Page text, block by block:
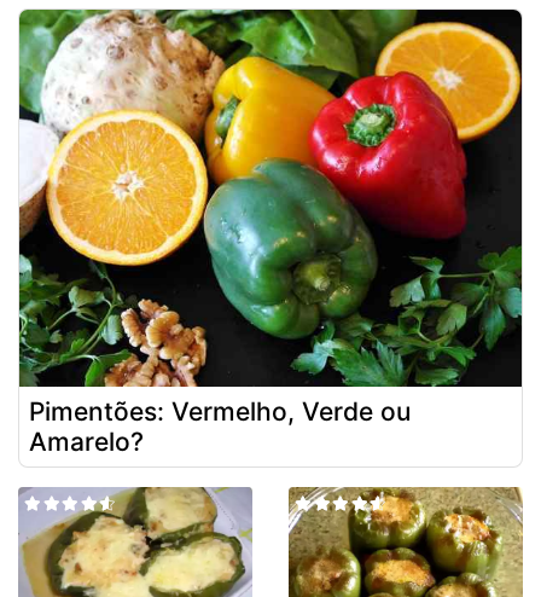
Pimentões: Vermelho, Verde ou
Amarelo?